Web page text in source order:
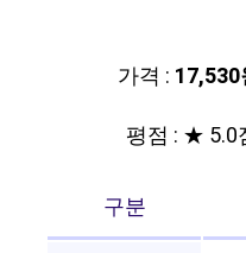
가격 : 17,530
평점 : ★ 5.0
구분